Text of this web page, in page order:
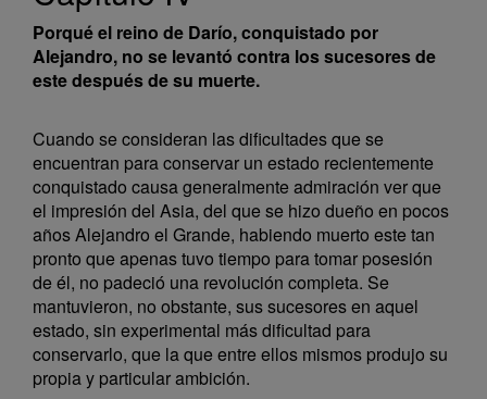
Porqué el reino de Darío, conquistado por
Alejandro, no se levantó contra los sucesores de
este después de su muerte.
Cuando se consideran las dificultades que se
encuentran para conservar un estado recientemente
conquistado causa generalmente admiración ver que
el impresión del Asia, del que se hizo dueño en pocos
años Alejandro el Grande, habiendo muerto este tan
pronto que apenas tuvo tiempo para tomar posesión
de él, no padeció una revolución completa. Se
mantuvieron, no obstante, sus sucesores en aquel
estado, sin experimental más dificultad para
conservarlo, que la que entre ellos mismos produjo su
propia y particular ambición.